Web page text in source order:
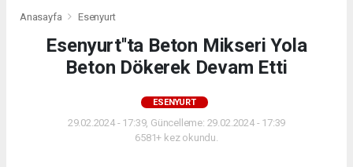
Anasayfa Esenyurt
Esenyurt''ta Beton Mikseri Yola
Beton Dökerek Devam Etti
ESENYURT
29.02.2024 - 17:39, Güncelleme: 29.02.2024 - 17:39
6581+ kez okundu.